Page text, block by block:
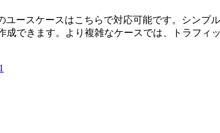
ースケースはこちらで対応可能です。シンプ
できます。より複雑なケースでは、トラフィ